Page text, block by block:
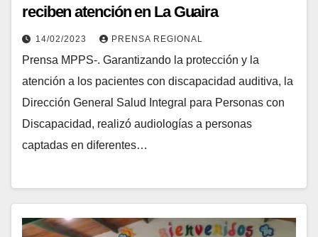
reciben atención en La Guaira
14/02/2023 PRENSA REGIONAL
Prensa MPPS-. Garantizando la protección y la
atención a los pacientes con discapacidad auditiva, la
Dirección General Salud Integral para Personas con
Discapacidad, realizó audiologías a personas
captadas en diferentes…